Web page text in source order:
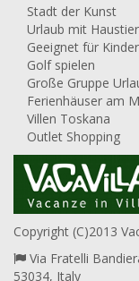
Stadt der Kunst
Urlaub mit
Geeignet für Kinder
Golf spielen
Große Gruppe
Ferienhäuser am
Villen Toskana
Outlet Shopping
Copyright (C)2013
Via Fratelli
53034, Italy